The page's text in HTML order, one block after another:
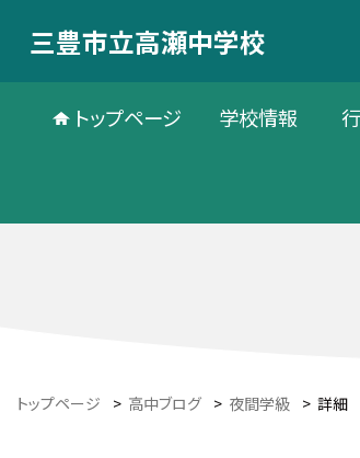
三豊市立高瀬中学校
トップページ 学校情報
トップページ > 高中ブログ > 夜間学級 > 詳細